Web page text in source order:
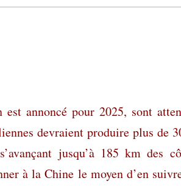
annoncé pour 2025, sont
devraient produire plus de
jusqu’à 185 km des
à la Chine le moyen d’en